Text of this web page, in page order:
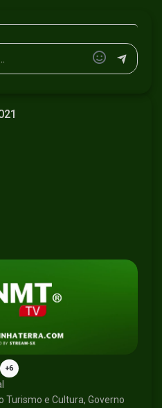
+6
Turismo e Cultura, Governo